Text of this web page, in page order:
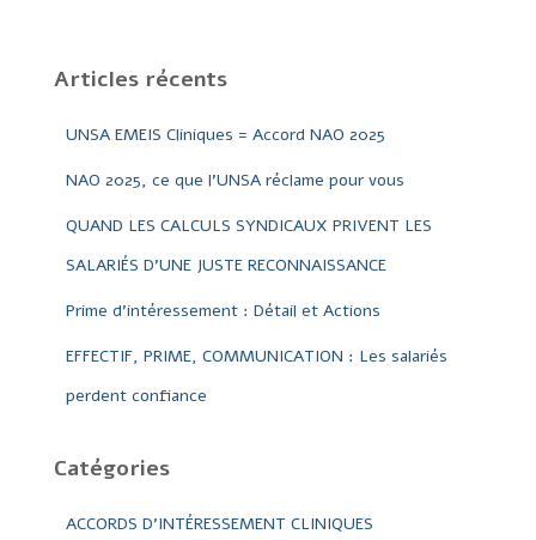
Articles récents
UNSA EMEIS Cliniques = Accord NAO 2025
NAO 2025, ce que l’UNSA réclame pour vous
QUAND LES CALCULS SYNDICAUX PRIVENT LES
SALARIÉS D’UNE JUSTE RECONNAISSANCE
Prime d’intéressement : Détail et Actions
EFFECTIF, PRIME, COMMUNICATION : Les salariés
perdent confiance
Catégories
ACCORDS D'INTÉRESSEMENT CLINIQUES